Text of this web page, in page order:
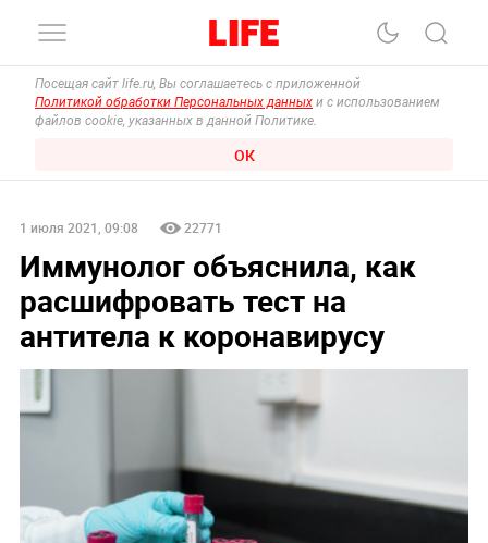
Посещая сайт life.ru, Вы соглашаетесь с приложенной
Политикой обработки Персональных данных и с использованием
файлов cookie, указанных в данной Политике.
ОК
1 июля 2021, 09:08 22771
Иммунолог объяснила, как
расшифровать тест на
антитела к коронавирусу